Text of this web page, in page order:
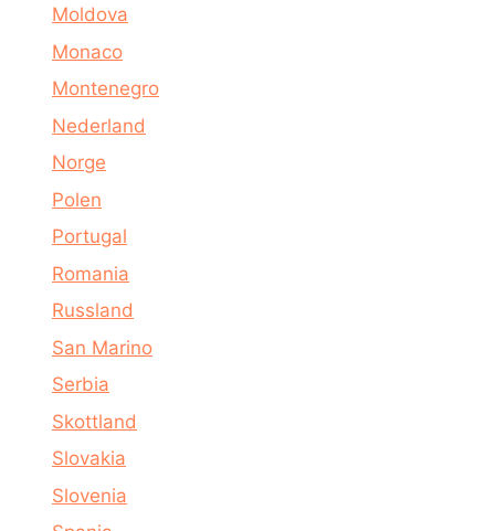
Moldova
Monaco
Montenegro
Nederland
Norge
Polen
Portugal
Romania
Russland
San Marino
Serbia
Skottland
Slovakia
Slovenia